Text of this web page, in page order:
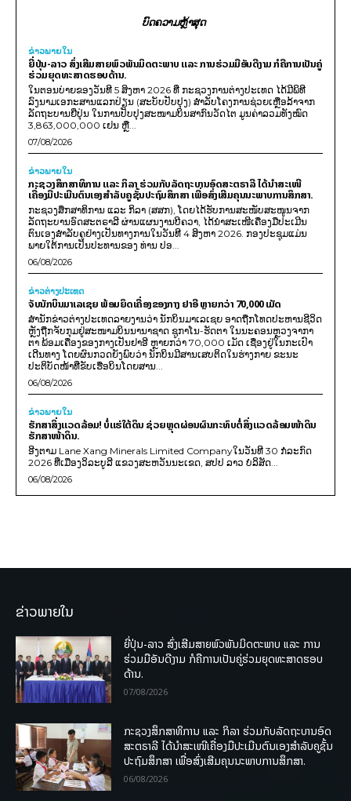
ບົດຄວາມຫຼ້າສຸດ
ຂ່າວພາຍ​ໃນ
ຍີ່ປຸ່ນ-ລາວ ສົ່ງເສີມສາຍພົວພັນມິດຕະພາບ ແລະ ການຮ່ວມມືອັນດີງາມ ກໍຄືການເປັນຄູ່
ຮ່ວມຍຸດທະສາດຮອບດ້ານ.
ໃນຕອນບ່າຍຂອງວັນທີ 5 ສິງຫາ 2026 ທີ່ ກະຊວງການຕ່າງປະເທດ ໄດ້ມີພິທີ
ລົງນາມເອກະສານແລກປ່ຽນ (ສະບັບປັບປຸງ) ສໍາລັບໂຄງການຊ່ວຍເຫຼືອລ້າຈາກ
ລັດຖະບານຍີ່ປຸ່ນ ໃນການປັບປຸງສະໜາມບິນສາກົນວັດໄຕ ມູນຄ່າລວມທັງໝົດ
3,863,000,000 ເຢນ ຫຼື...
07/08/2026
ຂ່າວພາຍ​ໃນ
ກະຊວງສຶກສາທິການ ແລະ ກິລາ ຮ່ວມກັບລັດຖະບານອົດສະຕຣາລີ ໄດ້ນຳສະເໜີ
ເຄື່ອງມືປະເມີນຕົນເອງສຳລັບຄູຊັ້ນປະຖົມສຶກສາ ເພື່ອສົ່ງເສີມຄຸນນະພາບການສຶກສາ.
ກະຊວງສຶກສາທິການ ແລະ ກິລາ (ສສກ), ໂດຍໄດ້ຮັບການສະໜັບສະໜູນຈາກ
ລັດຖະບານອົດສະຕຣາລີ ຜ່ານແຜນງານບີຄວາ, ໄດ້ນຳສະເໜີເຄື່ອງມືປະເມີນ
ຕົນເອງສຳລັບຄູຢ່າງເປັນທາງການໃນວັນທີ 4 ສິງຫາ 2026. ກອງປະຊຸມແມ່ນ
ພາຍໃຕ້ການເປັນປະທານຂອງ ທ່ານ ປອ...
06/08/2026
ຂ່າວຕ່າງປະເທດ
ຈັບນັກບິນມາເລເຊຍ ພ້ອມຍຶດເຄື່ອງຂອງກາງ ຢາອີ ຫຼາຍກວ່າ 70,000 ເມັດ
ສຳນັກຂ່າວຕ່າງປະເທດລາຍງານວ່າ ນັກບິນມາເລເຊຍ ອາດຖືກໂທດປະຫານຊີວິດ
ຫຼັງຖືກຈັບກຸມຢູ່ສະໜາມບິນນານາຊາດ ຊູກາໂນ-ຮັດຕາ ໃນນະຄອນຫຼວງຈາກາ
ຕາ ພ້ອມເຄື່ອງຂອງກາງເປັນຢາອີ ຫຼາຍກວ່າ 70,000 ເມັດ ເຊື່ອງຢູ່ໃນກະເປົາ
ເດີນທາງ ໂດຍຜົນກວດຍັງພົບວ່າ ນັກບິນມີສານເສບຕິດໃນຮ່າງກາຍ ຂະນະ
ປະຕິບັດໜ້າທີ່ຂັບເຮືອບິນໂດຍສານ...
06/08/2026
ຂ່າວພາຍ​ໃນ
ຮັກສາສິ່ງແວດລ້ອມ! ບໍ່ແຮ່ໃຕ້ດິນ ຊ່ວຍຫຼຸດຜ່ອນຜົນກະທົບຕໍ່ສິ່ງແວດລ້ອມໜ້າດິນ
ຮັກສາໜ້າດິນ.
ອີງຕາມ Lane Xang Minerals Limited Companyໃນວັນທີ 30 ກໍລະກົດ
2026 ທີ່ເມືອງວິລະບູລີ ແຂວງສະຫວັນນະເຂດ, ສປປ ລາວ ບໍລິສັດ...
06/08/2026
ຂ່າວພາຍໃນ
ຍີ່ປຸ່ນ-ລາວ ສົ່ງເສີມສາຍພົວພັນມິດຕະພາບ ແລະ ການ
ຮ່ວມມືອັນດີງາມ ກໍຄືການເປັນຄູ່ຮ່ວມຍຸດທະສາດຮອບ
ດ້ານ.
07/08/2026
ກະຊວງສຶກສາທິການ ແລະ ກິລາ ຮ່ວມກັບລັດຖະບານອົດ
ສະຕຣາລີ ໄດ້ນຳສະເໜີເຄື່ອງມືປະເມີນຕົນເອງສຳລັບຄູຊັ້ນ
ປະຖົມສຶກສາ ເພື່ອສົ່ງເສີມຄຸນນະພາບການສຶກສາ.
06/08/2026